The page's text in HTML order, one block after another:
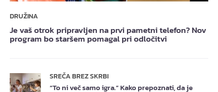
DRUŽINA
Je vaš otrok pripravljen na prvi pametni telefon? Nov
program bo staršem pomagal pri odločitvi
SREČA BREZ SKRBI
“To ni več samo igra.” Kako prepoznati, da je